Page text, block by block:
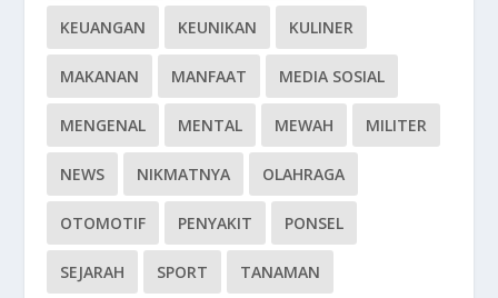
KEUANGAN KEUNIKAN KULINER
MAKANAN MANFAAT MEDIA SOSIAL
MENGENAL MENTAL MEWAH MILITER
NEWS NIKMATNYA OLAHRAGA
OTOMOTIF PENYAKIT PONSEL
SEJARAH SPORT TANAMAN